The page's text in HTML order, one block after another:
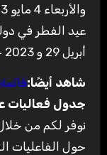
أبريل 29 و 2023 حتى السبت 7 مايو 2023 م
شاهد أيضًا:قائمة
جدول فعاليات
نوفر لكم من
حول الفاعليات